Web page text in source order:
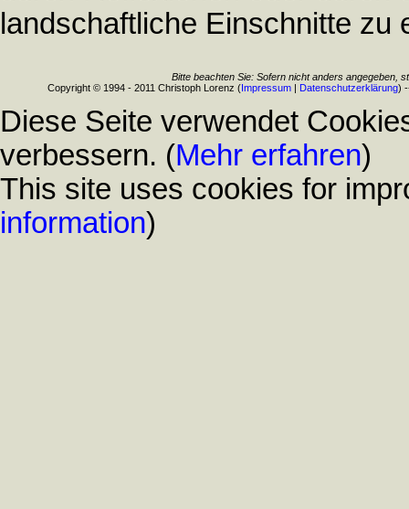
landschaftliche Einschnitte zu
Bitte beachten Sie: Sofern nicht anders angegeben,
Copyright © 1994 - 2011 Christoph Lorenz (Impressum| Datenschutzerklärung)
Diese Seite verwendet
verbessern. (Mehr erfahren)
This site uses cookies for
information)